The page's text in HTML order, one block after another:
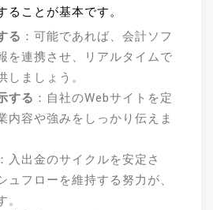
ることが基本です。
る ：可能であれば、会計ソフ
を連携させ、リアルタイムで
しましょう。
する ：自社のWebサイトを定
内容や強みをしっかり伝えま
：入出金のサイクルを安定さ
ュフローを維持する努力が、
。